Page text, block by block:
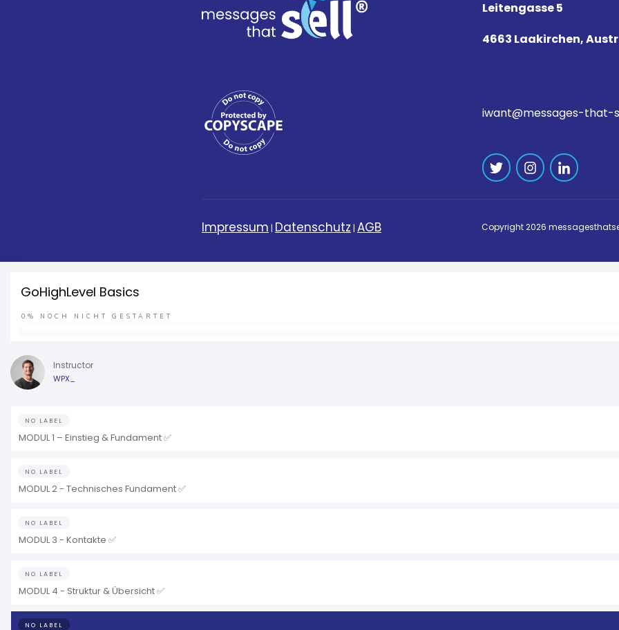
Leitengasse 5
4663 Laakirchen,
iwant@messages-that-
Impressum | Datenschutz | AGB Copyright2026
GoHighLevel Basics
0% NOCH NICHT GESTARTET
Instructor
WPX_
NO LABEL
MODUL 1 – Einstieg & Fundament ✅
NO LABEL
MODUL 2 - Technisches Fundament ✅
NO LABEL
MODUL 3 - Kontakte ✅
NO LABEL
MODUL 4 - Struktur & Übersicht ✅
NO LABEL